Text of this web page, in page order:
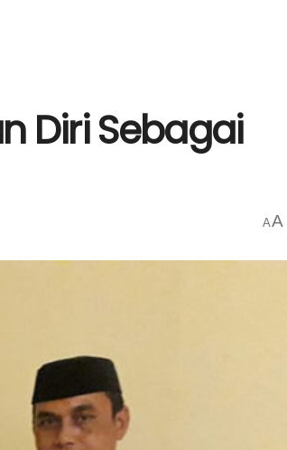
Diri Sebagai
AA